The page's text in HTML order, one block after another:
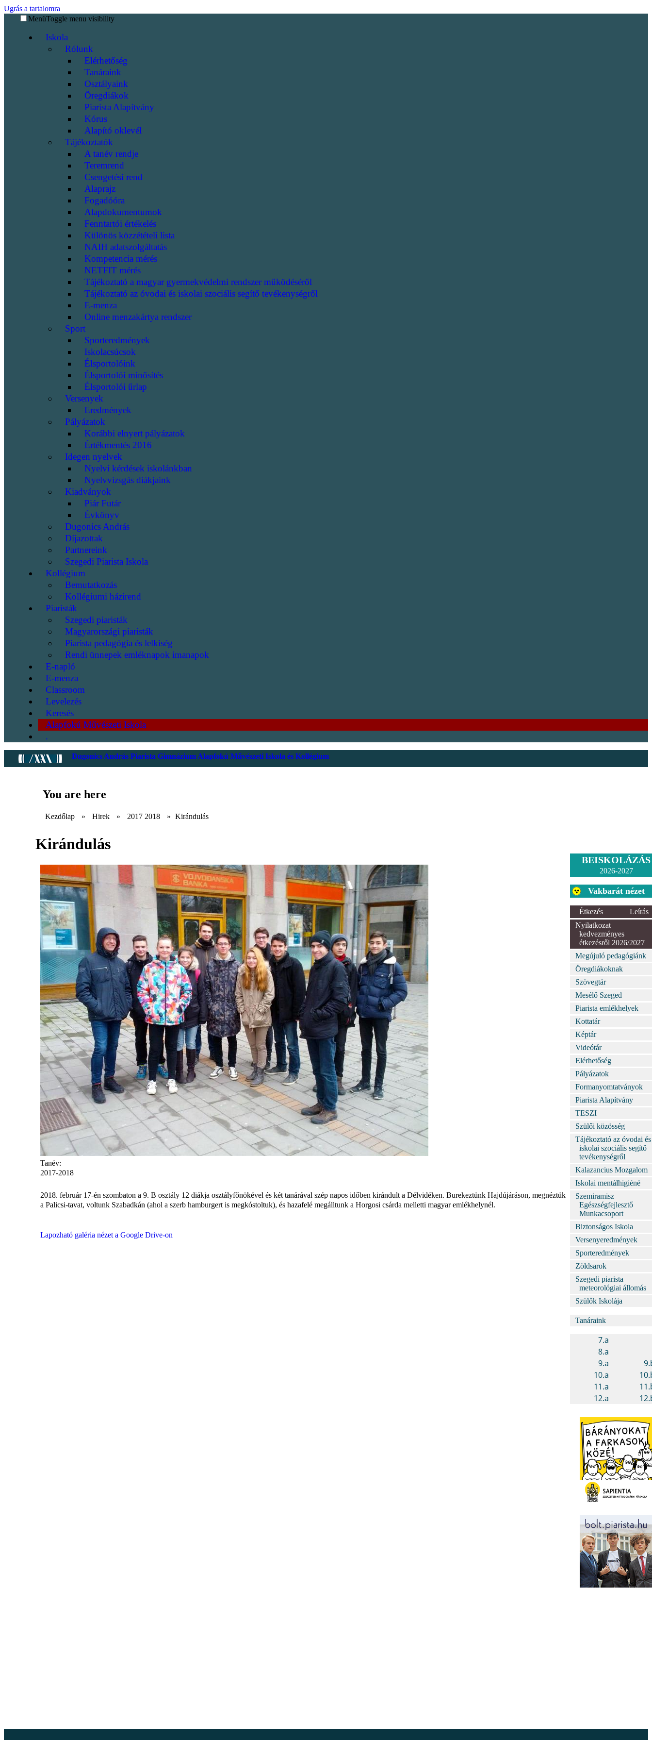
Ugrás a tartalomra
MenüToggle menu visibility
Iskola
Rólunk
Elérhetőség
Tanáraink
Osztályaink
Öregdiákok
Piarista Alapítvány
Kórus
Alapító oklevél
Tájékoztatók
A tanév rendje
Teremrend
Csengetési rend
Alaprajz
Fogadóóra
Alapdokumentumok
Fenntartói értékelés
Különös közzétételi lista
NAIH adatszolgáltatás
Kompetencia mérés
NETFIT mérés
Tájékoztató a magyar gyermekvédelmi rendszer működéséről
Tájékoztató az óvodai és iskolai szociális segítő tevékenységről
E-menza
Online menzakártya rendszer
Sport
Sporteredmények
Iskolacsúcsok
Élsportolóink
Élsportolói minősítés
Élsportolói űrlap
Versenyek
Eredmények
Pályázatok
Korábbi elnyert pályázatok
Értékmentés 2016
Idegen nyelvek
Nyelvi kérdések iskolánkban
Nyelvvizsgás diákjaink
Kiadványok
Piár Futár
Évkönyv
Dugonics András
Díjazottak
Partnereink
Szegedi Piarista Iskola
Kollégium
Bemutatkozás
Kollégiumi házirend
Piaristák
Szegedi piaristák
Magyarországi piaristák
Piarista pedagógia és lelkiség
Rendi ünnepek emléknapok imanapok
E-napló
E-menza
Classroom
Levelezés
Keresés
Alapfokú Művészeti Iskola
.
Dugonics András Piarista Gimnázium Alapfokú Művészeti Iskola és Kollégium
You are here
Kezdőlap » Hirek » 2017 2018 » Kirándulás
Kirándulás
Tanév:
2017-2018
2018. február 17-én szombaton a 9. B osztály 12 diákja osztályfőnökével és két tanárával szép napos időben kirándult a Délvidéken. Burekeztünk Hajdújáráson, megnéztük
a Palicsi-tavat, voltunk Szabadkán (ahol a szerb hamburgert is megkóstoltuk), és hazafelé megálltunk a Horgosi csárda melletti magyar emlékhelynél.
Lapozható galéria nézet a Google Drive-on
BEISKOLÁZÁS
2026-2027
Vakbarát nézet
Étkezés
Leírás
Nyilatkozat
kedvezményes
étkezésről 2026/2027
Megújuló pedagógiánk
Öregdiákoknak
Szövegtár
Mesélő Szeged
Piarista emlékhelyek
Kottatár
Képtár
Videótár
Elérhetőség
Pályázatok
Formanyomtatványok
Piarista Alapítvány
TESZI
Szülői közösség
Tájékoztató az óvodai és
iskolai szociális segítő
tevékenységről
Kalazancius Mozgalom
Iskolai mentálhigiéné
Szemiramisz
Egészségfejlesztő
Munkacsoport
Biztonságos Iskola
Versenyeredmények
Sporteredmények
Zöldsarok
Szegedi piarista
meteorológiai állomás
Szülők Iskolája
Tanáraink